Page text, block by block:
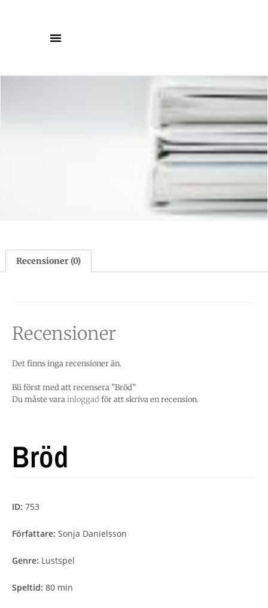
Recensioner (0)
Recensioner
Det finns inga recensioner än.
Bli först med att recensera ”Bröd”
Du måste varainloggadför att skriva en recension.
Bröd
ID: 753
Författare: Sonja Danielsson
Genre: Lustspel
Speltid: 80 min